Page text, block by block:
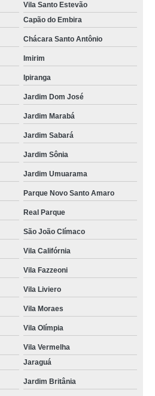
Vila Santo Estevão
Capão do Embira
Chácara Santo Antônio
Imirim
Ipiranga
Jardim Dom José
Jardim Marabá
Jardim Sabará
Jardim Sônia
Jardim Umuarama
Parque Novo Santo Amaro
Real Parque
São João Clímaco
Vila Califórnia
Vila Fazzeoni
Vila Liviero
Vila Moraes
Vila Olímpia
Vila Vermelha
Jaraguá
Jardim Britânia